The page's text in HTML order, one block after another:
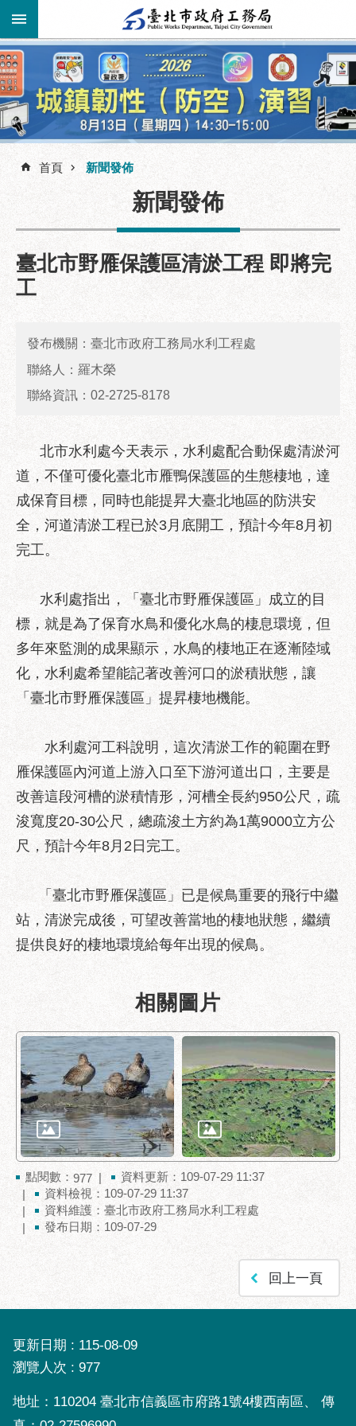
跳到主要內容區塊
進
階
搜
公
告
資
訊
服
機
關
介
政
府
資
訊
公
開
良
事
蹟
影
音
專
區
性
別
主
流
化
性
擾
防
治
廉
園
地
便
民
服
務
道
路
挖
掘
資
訊
發
包
心
獎
勵
補
首頁 新聞發佈
新聞發佈
臺北市野雁保護區清淤工程 即將完
工
發布機關：臺北市政府工務局水利工程處
聯絡人：羅木榮
聯絡資訊：02-2725-8178
北市水利處今天表示，水利處配合動保處清淤河
道，不僅可優化臺北市雁鴨保護區的生態棲地，達
成保育目標，同時也能提昇大臺北地區的防洪安
全，河道清淤工程已於3月底開工，預計今年8月初
完工。
水利處指出，「臺北市野雁保護區」成立的目
標，就是為了保育水鳥和優化水鳥的棲息環境，但
多年來監測的成果顯示，水鳥的棲地正在逐漸陸域
化，水利處希望能記著改善河口的淤積狀態，讓
「臺北市野雁保護區」提昇棲地機能。
水利處河工科說明，這次清淤工作的範圍在野
雁保護區內河道上游入口至下游河道出口，主要是
改善這段河槽的淤積情形，河槽全長約950公尺，疏
浚寬度20-30公尺，總疏浚土方約為1萬9000立方公
尺，預計今年8月2日完工。
「臺北市野雁保護區」已是候鳥重要的飛行中繼
站，清淤完成後，可望改善當地的棲地狀態，繼續
提供良好的棲地環境給每年出現的候鳥。
相關圖片
點閱數： 977
資料更新：109-07-29 11:37
資料檢視：109-07-29 11:37
資料維護：臺北市政府工務局水利工程處
發布日期：109-07-29
回上一頁
更新日期
115-08-09
瀏覽人次
977
地址：110204 臺北市信義區市府路1號4樓西南區、 傳